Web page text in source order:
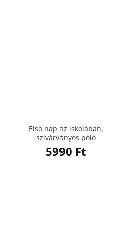
Első nap az iskolában,
szivárványos póló
5990 Ft